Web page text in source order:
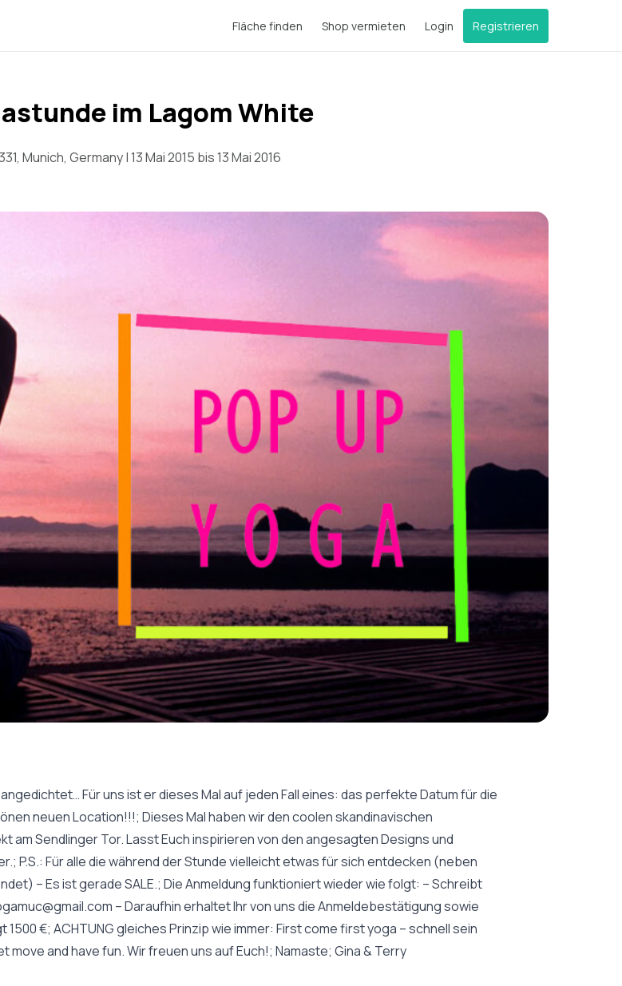
Fläche finden Shop vermieten Login Registrieren
im Lagom White
Munich, Germany | 13 Mai 2015 bis 13 Mai 2016
Für uns ist er dieses Mal auf jeden Fall eines: das perfekte Datum für die
neuen Location!!!; Dieses Mal haben wir den coolen skandinavischen
Sendlinger Tor. Lasst Euch inspirieren von den angesagten Designs und
P.S.: Für alle die während der Stunde vielleicht etwas für sich entdecken (neben
– Es ist gerade SALE.; Die Anmeldung funktioniert wieder wie folgt: – Schreibt
– Daraufhin erhaltet Ihr von uns die Anmeldebestätigung sowie
€; ACHTUNG gleiches Prinzip wie immer: First come first yoga – schnell sein
move and have fun. Wir freuen uns auf Euch!; Namaste; Gina & Terry